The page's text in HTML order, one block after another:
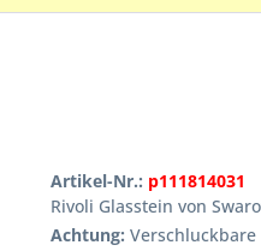
Artikel-Nr.: p111814031
Rivoli Glasstein von
Achtung: